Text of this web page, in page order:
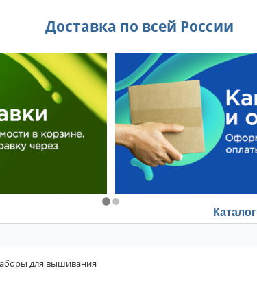
Доставка по всей России
Каталог
для вышивания